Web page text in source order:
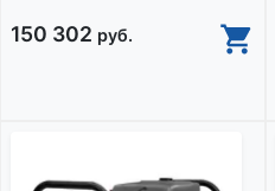
150 302 руб.